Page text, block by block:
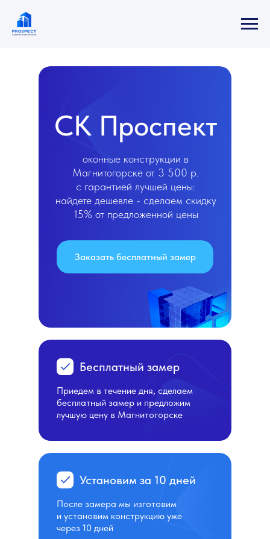
Бесплатный замер
Приедем в течение дня, сделаем
бесплатный замер и предложим
лучшую цену в Магнитогорске
Установим за 10 дней
После замера мы изготовим
и установим конструкцию уже
через 10 дней
СК Проспект
оконные конструкции в
Магнитогорске от 3 500 р.
с гарантией лучшей цены:
найдете дешевле - сделаем скидку
15% от предложенной цены
Заказать бесплатный замер